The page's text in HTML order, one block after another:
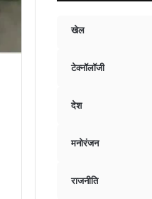
खेल
टेक्नॉलॉजी
देश
मनोरंजन
राजनीति